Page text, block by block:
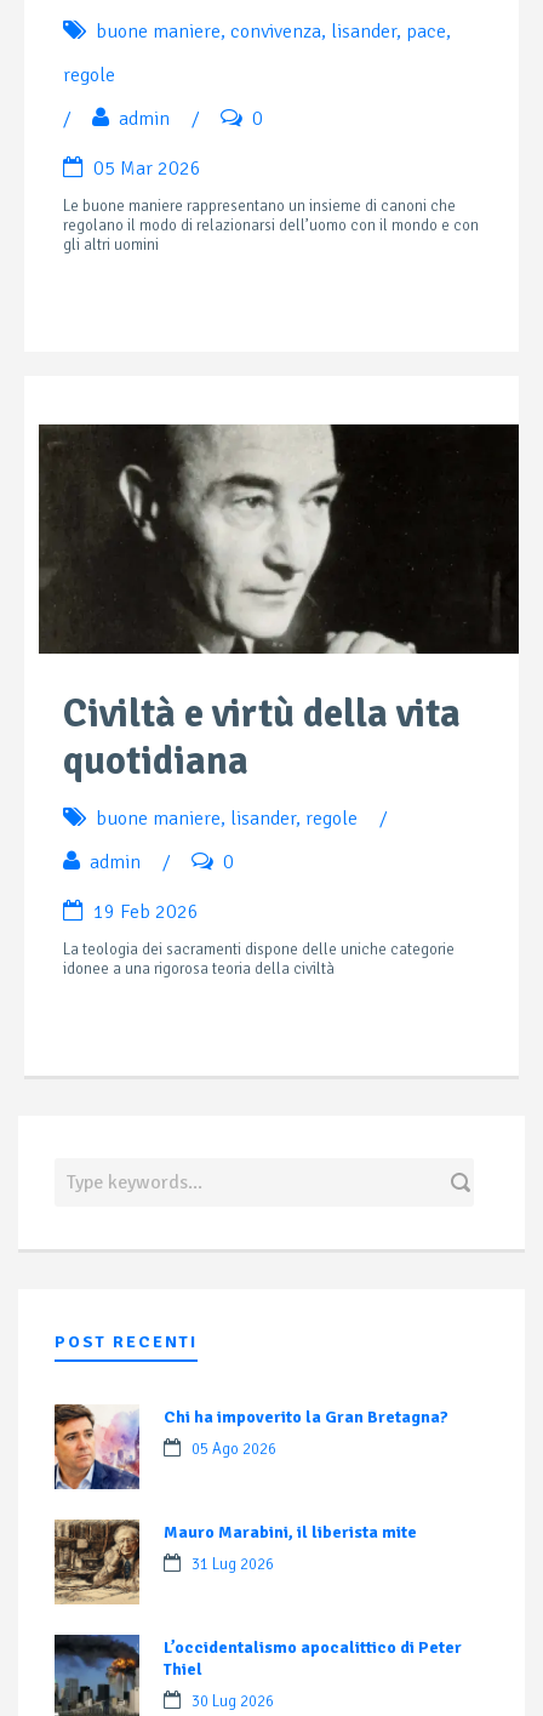
buone maniere, convivenza, lisander, pace,
regole
/
admin / 0
05 Mar 2026
Le buone maniere rappresentano un insieme di canoni che
regolano il modo di relazionarsi dell’uomo con il mondo e con
gli altri uomini
Civiltà e virtù della vita
quotidiana
buone maniere, lisander, regole
/
admin
/ 0
19 Feb 2026
La teologia dei sacramenti dispone delle uniche categorie
idonee a una rigorosa teoria della civiltà
POST RECENTI
Chi ha impoverito la Gran Bretagna?
05 Ago 2026
Mauro Marabini, il liberista mite
31 Lug 2026
L’occidentalismo apocalittico di Peter
Thiel
30 Lug 2026